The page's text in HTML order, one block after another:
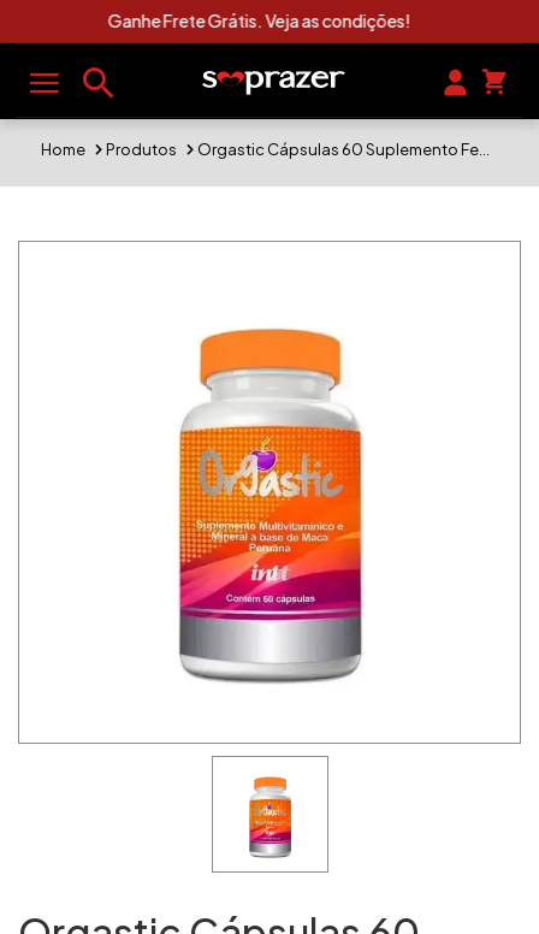
Clique Aqui e Veja As Novidades Sexshop
Home Produtos